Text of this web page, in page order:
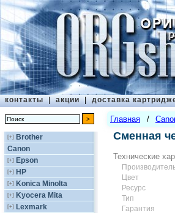
контакты | акции | доставка
[+] Brother
Canon
[+] Epson
[+] HP
[+] Konica Minolta
[+] Kyocera Mita
[+] Lexmark
Главная /
Сменная
Технические
Цвет
Ресурс
Тип
Гарантия